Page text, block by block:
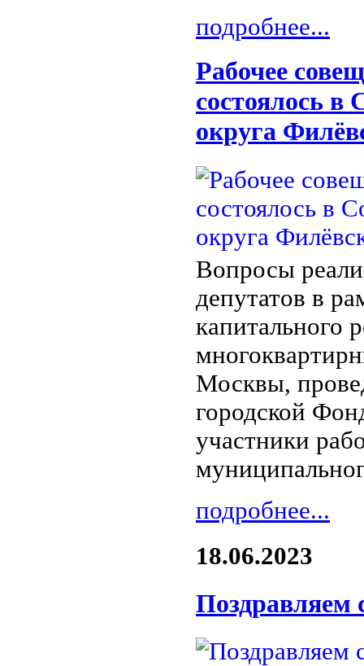
подробнее...
Рабочее
состоялось в
округа
Вопросы
депутатов в
капитального
Москвы,
городской
участники
подробнее...
18.06.2023
Поздравляем